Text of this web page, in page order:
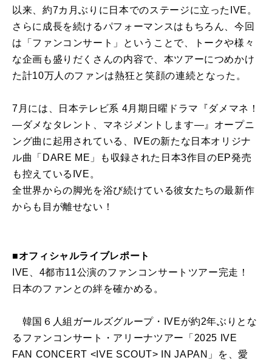
以来、約7カ月ぶりに日本でのステージに立ったIVE。
さらに成長を続けるパフォーマンスはもちろん、今回
は「ファンコンサート」ということで、トークや様々
な企画も盛りだくさんの内容で、本ツアーにつめかけ
た計10万人のファンは熱狂と笑顔の連続となった。
7月には、日本テレビ系 4月期日曜ドラマ『ダメマネ！
―ダメなタレント、マネジメントします―』オープニ
ング曲に起用されている、IVEの新たな日本オリジナ
ル曲「DARE ME」も収録された日本3作目のEP発売
も控えているIVE。
全世界からの脚光を浴び続けている彼女たちの最新作
からも目が離せない！
■オフィシャルライブレポート
IVE、4都市11公演のファンコンサートツアー完走！
日本のファンとの絆を確かめる。
韓国６人組ガールズグループ・IVEが約2年ぶりとな
るファンコンサート・アリーナツアー「2025 IVE
FAN CONCERT <IVE SCOUT> IN JAPAN」を、愛